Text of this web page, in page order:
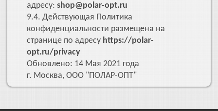
адресу: shop@polar-opt.ru
9.4. Действующая Политика
конфиденциальности размещена на
странице по адресу https://polar-
opt.ru/privacy
Обновлено: 14 Мая 2021 года
г. Москва, ООО "ПОЛАР-ОПТ"